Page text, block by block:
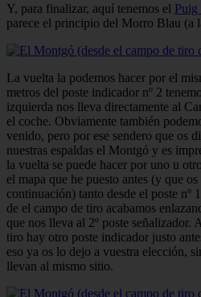
Y, para finalizar, aquí tenemos el Puig
parece el principio del Morro Blau (a
La vuelta la podemos hacer por el
metros del poste indicador nº 2
izquierda nos lleva directamente al
el coche. Obviamente también
venido, pero por ese sendero que os
nuestras espaldas el Montgó y es
la vuelta se puede hacer por uno u
el mapa que he puesto antes (y que
continuación) tanto desde el poste nº
de el campo de tiro acabamos
que nos lleva al 2º poste señalizador.
tiro hay otro poste indicador justo
eso ya os lo dejo a vuestra elección,
llevan al mismo sitio.